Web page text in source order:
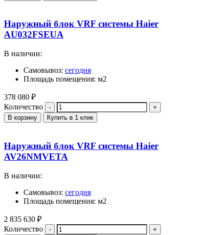
Наружный блок VRF системы Haier
AU032FSEUA
В наличии:
Самовывоз: сегодня
Площадь помещения: м2
378 080 ₽
Количество
В корзину Купить в 1 клик
Наружный блок VRF системы Haier
AV26NMVETA
В наличии:
Самовывоз: сегодня
Площадь помещения: м2
2 835 630 ₽
Количество